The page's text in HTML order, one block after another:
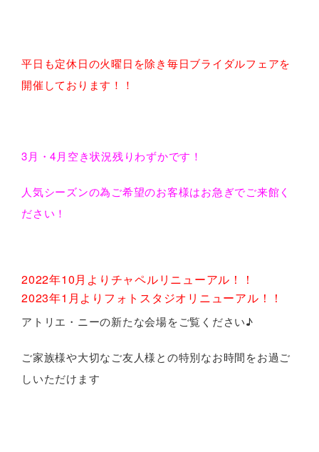
平日も定休日の火曜日を除き毎日ブライダルフェアを
開催しております！！
3月・4月空き状況残りわずかです！
人気シーズンの為ご希望のお客様はお急ぎでご来館く
ださい！
2022年10月よりチャペルリニューアル！！
2023年1月よりフォトスタジオリニューアル！！
アトリエ・ニーの新たな会場をご覧ください♪
ご家族様や大切なご友人様との特別なお時間をお過ご
しいただけます